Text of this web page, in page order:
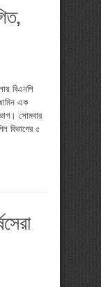
বিএনপি
এক
সোমবার
বিভাগের ৫